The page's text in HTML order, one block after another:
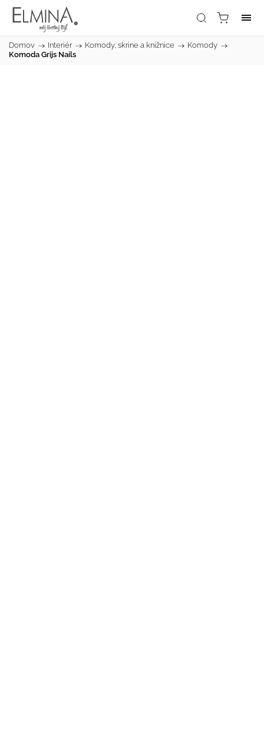
Domov / Interiér / Komody, skrine a knižnice / Komody /
Komoda Grijs Nails